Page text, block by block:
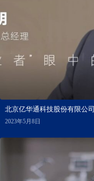
北京亿华通科技股份有限公司
2023年5月8日